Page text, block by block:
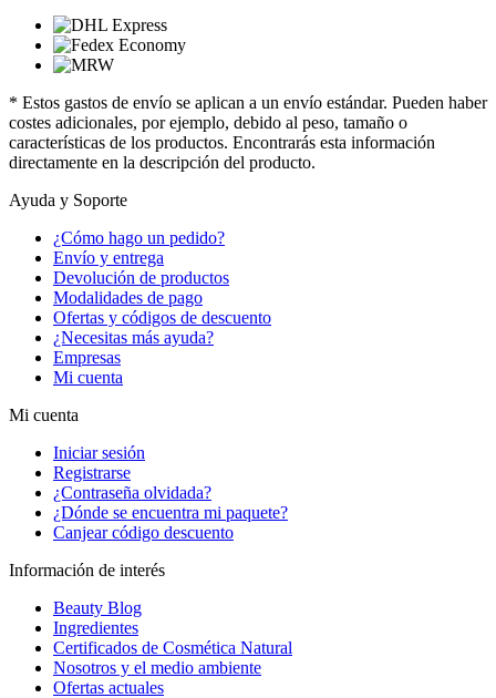
* Estos gastos de envío se aplican a un envío estándar. Pueden haber
costes adicionales, por ejemplo, debido al peso, tamaño o
características de los productos. Encontrarás esta información
directamente en la descripción del producto.
Ayuda y Soporte
¿Cómo hago un pedido?
Envío y entrega
Devolución de productos
Modalidades de pago
Ofertas y códigos de descuento
¿Necesitas más ayuda?
Empresas
Mi cuenta
Mi cuenta
Iniciar sesión
Registrarse
¿Contraseña olvidada?
¿Dónde se encuentra mi paquete?
Canjear código descuento
Información de interés
Beauty Blog
Ingredientes
Certificados de Cosmética Natural
Nosotros y el medio ambiente
Ofertas actuales